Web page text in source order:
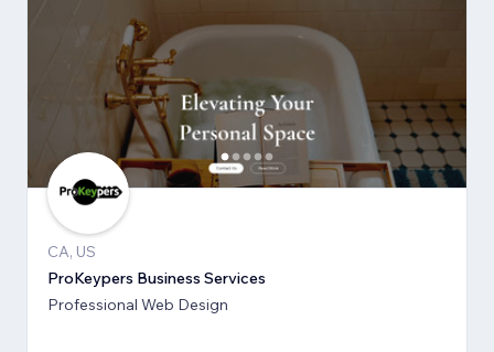
CA, US
ProKeypers Business Services
Professional Web Design